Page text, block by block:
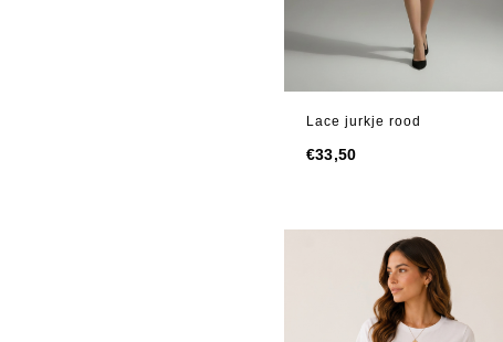
Lace jurkje rood
€33,50